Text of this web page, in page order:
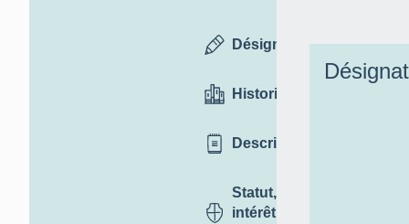
Désignation
Historique
Description
Statut,
intérêt et